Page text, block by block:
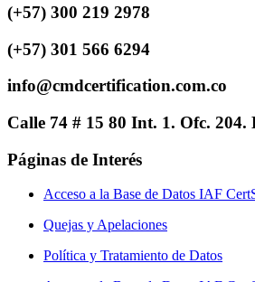
(+57) 300 219 2978
(+57) 301 566 6294
info@cmdcertification.com.co
Calle 74 # 15 80 Int. 1. Ofc.
Páginas de Interés
Acceso a la Base de Datos IAF
Quejas y Apelaciones
Política y Tratamiento de Datos